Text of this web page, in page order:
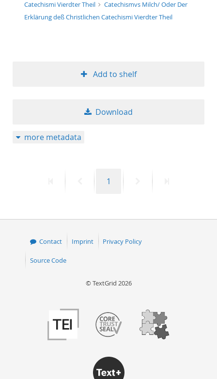
Catechismi Vierdter Theil
Catechismvs Milch/ Oder Der
Erklärung deß Christlichen Catechismi Vierdter Theil
Add to shelf
Download
more metadata
PreviousPage
1
Contact Imprint Privacy Policy
Source Code
© TextGrid 2026